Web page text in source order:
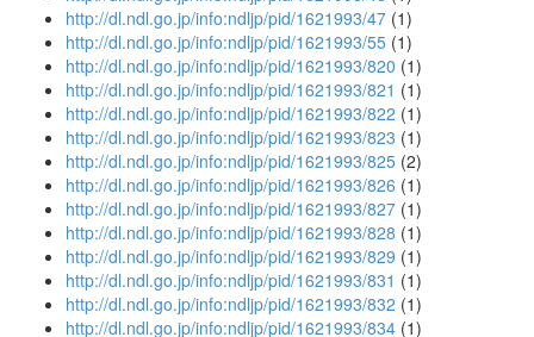
http://dl.ndl.go.jp/info:ndljp/pid/1621993/47 (1)
http://dl.ndl.go.jp/info:ndljp/pid/1621993/55 (1)
http://dl.ndl.go.jp/info:ndljp/pid/1621993/820 (1)
http://dl.ndl.go.jp/info:ndljp/pid/1621993/821 (1)
http://dl.ndl.go.jp/info:ndljp/pid/1621993/822 (1)
http://dl.ndl.go.jp/info:ndljp/pid/1621993/823 (1)
http://dl.ndl.go.jp/info:ndljp/pid/1621993/825 (2)
http://dl.ndl.go.jp/info:ndljp/pid/1621993/826 (1)
http://dl.ndl.go.jp/info:ndljp/pid/1621993/827 (1)
http://dl.ndl.go.jp/info:ndljp/pid/1621993/828 (1)
http://dl.ndl.go.jp/info:ndljp/pid/1621993/829 (1)
http://dl.ndl.go.jp/info:ndljp/pid/1621993/831 (1)
http://dl.ndl.go.jp/info:ndljp/pid/1621993/832 (1)
http://dl.ndl.go.jp/info:ndljp/pid/1621993/834 (1)